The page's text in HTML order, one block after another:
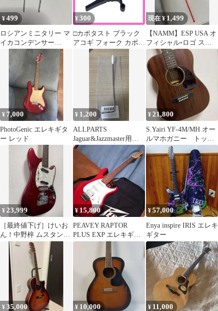
¥499
ロシアンミニタリー マ
イカコンデンサー
0.0068μF
¥ 300
□カポタスト ブラック
アコギ フォーク カポ
エレキギター
現在 ¥1,499
【NAMM】ESP USA オ
フィシャル◦ロゴ ステ
ッカー レッド
¥ 7,000
PhotoGenic エレキギタ
ー レッド
¥ 1,200
ALLPARTS
Jaguar&Jazzmaster用ト
レモロアーム
¥21,800
S.Yairi YF-4M/MH オー
ルマホガニー トップ
単板 美品‼️
¥23,999
［最終値下げ］けいお
ん！中野梓 ムスタング
Photogenic エレキギタ
¥ 15,800
PEAVEY RAPTOR
PLUS EXP エレキギタ
ー ピーヴィー レッド
¥57,000
Enya inspire IRIS エレキ
ギター
¥35,000 ¥ 10,000 ¥ 11,000